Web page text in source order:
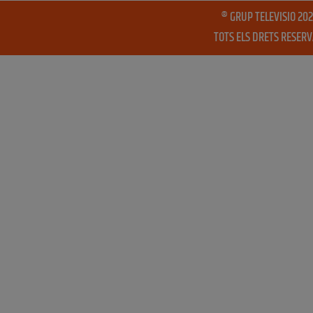
® GRUP TELEVISIO
TOTS ELS DRETS